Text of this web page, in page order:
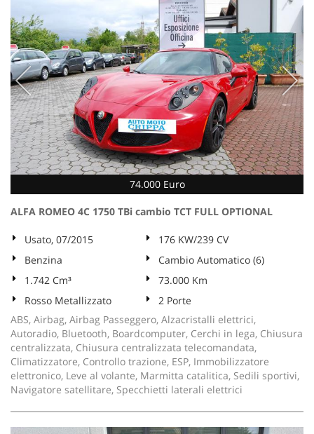
74.000 Euro
ALFA ROMEO 4C 1750 TBi cambio TCT FULL OPTIONAL
Usato, 07/2015
176 KW/239 CV
Benzina
Cambio Automatico (6)
1.742 Cm³
73.000 Km
Rosso Metallizzato
2 Porte
ABS, Airbag, Airbag Passeggero, Alzacristalli elettrici,
Autoradio, Bluetooth, Boardcomputer, Cerchi in lega, Chiusura
centralizzata, Chiusura centralizzata telecomandata,
Climatizzatore, Controllo trazione, ESP, Immobilizzatore
elettronico, Leve al volante, Marmitta catalitica, Sedili sportivi,
Navigatore satellitare, Specchietti laterali elettrici